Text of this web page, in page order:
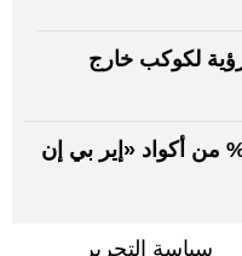
لكوكب خارج
الاصطناعي يكتب 60% من أكواد «إير بي إن
سياسة التحرير